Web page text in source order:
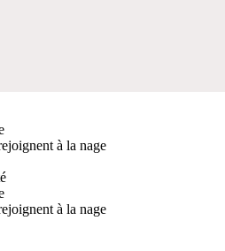
à la nage
à la nage